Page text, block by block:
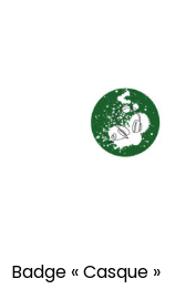
Badge « Casque »